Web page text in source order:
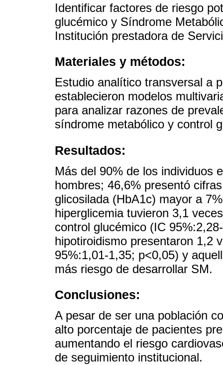
Identificar factores de riesgo
glucémico y Síndrome
Institución prestadora de
Materiales y métodos:
Estudio analítico transversal a
establecieron modelos
para analizar razones de
síndrome metabólico y control
Resultados:
Más del 90% de los individuos
hombres; 46,6% presentó
glicosilada (HbA1c) mayor a
hiperglicemia tuvieron 3,1
control glucémico (IC
hipotiroidismo presentaron 1,2
95%:1,01-1,35; p<0,05) y
más riesgo de desarrollar SM.
Conclusiones:
A pesar de ser una población
alto porcentaje de pacientes
aumentando el riesgo
de seguimiento institucional.